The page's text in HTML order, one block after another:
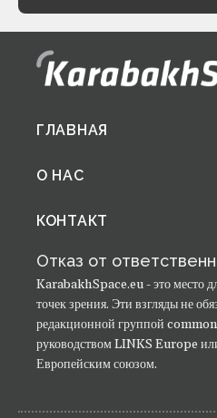
Footer
menu
ГЛАВНАЯ
О НАС
КОНТАКТ
Отказ от
KarabakhSpace.eu - это место
точек зрения. Эти взгляды не
редакционной группой
руководством LINKS Europe
Европейским союзом.